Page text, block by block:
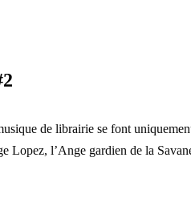
de librairie se font
Lopez, l’Ange gardien de la